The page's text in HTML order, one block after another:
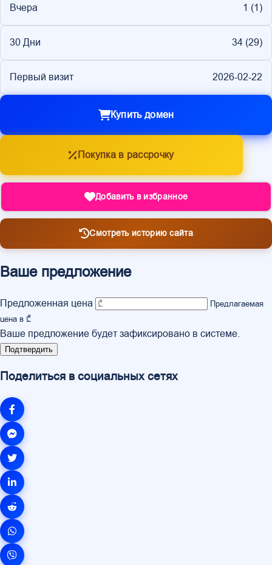
Вчера 1 (1)
30 Дни 34 (29)
Первый визит 2026-02-22
Купить домен
Покупка в рассрочку
Добавить в избранное
Смотреть историю сайта
Ваше предложение
Предложенная цена
Предлагаемая
цена в ₾
Ваше предложение будет зафиксировано в системе.
Подтвердить
Поделиться в социальных сетях